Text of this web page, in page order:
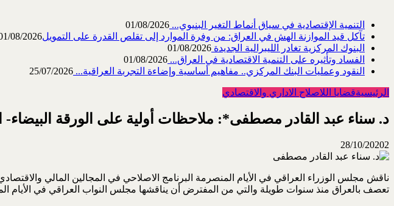
التنمية الإقتصادية في سياق أنماط التغير البنيوي... 01/08/2026
تآكل قيد الموازنة الهش في العراق: من وفرة الموارد إلى تقلص القدرة على التمويل‎ (...08/2026
البنوك المركزية تغادر الليبرالية الجديدة 01/08/2026
الفساد وتأثيره على التنمية الاقتصادية في العراق... 01/08/2026
النقود وعمليات البنك المركزي.. مفاهيم أساسية وإضاءة التجربة العراقية... 25/07/2026
الرئيسيةقضايا اللاصلاح الاداري والاقتصادي
د. سناء عبد القادر مصطفى*: ملاحظات أولية على الورقة البيضاء-
28/10/20202
ناقش مجلس الوزراء العراقي في الأيام المنصرمة البرنامج الاصلاحي في المجالين المالي
تعصف بالعراق منذ سنوات طويلة والتي من المفترض أن يناقشها مجلس النواب العراقي في الأيام